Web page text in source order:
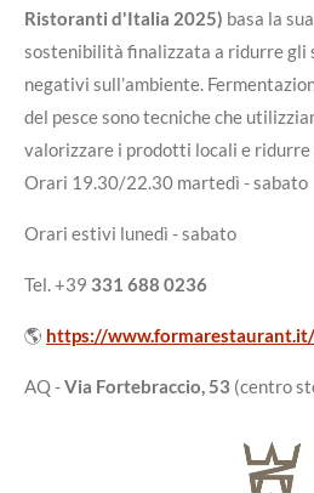
Ristoranti d'Italia 2025) basa la
sostenibilità finalizzata a ridurre gli
negativi sull’ambiente.
del pesce sono tecniche che
valorizzare i prodotti locali e ridurre
Orari 19.30/22.30 martedì - sabato
Orari estivi lunedì - sabato
Tel. +39 331 688 0236
🌎 https://www.formarestaurant.it/
AQ -Via Fortebraccio, 53 (centro